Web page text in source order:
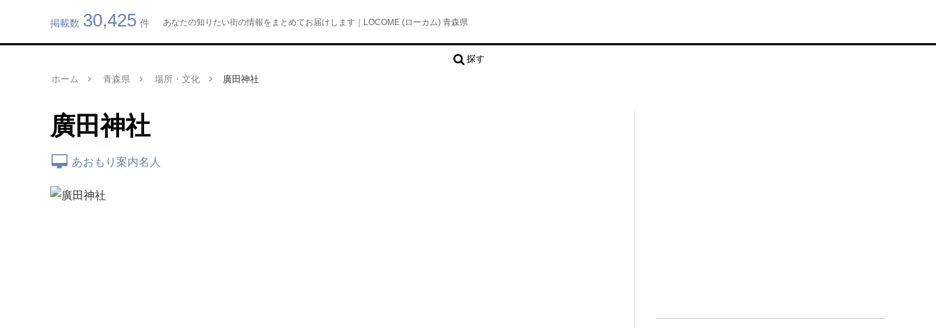
掲載数 30,425 件 あなたの知りたい街の情報をまとめてお届けします｜LOCOME (ローカム) 青森県
探す
ホーム
青森県 場所・文化 廣田神社
廣田神社
あおもり案内名人